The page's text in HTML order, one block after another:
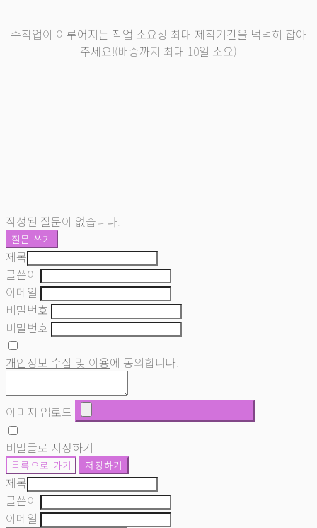
수작업이 이루어지는 작업 소요상 최대 제작기간을 넉넉히 잡아
주세요!(배송까지 최대 10일 소요)
작성된 질문이 없습니다.
질문 쓰기
제목
글쓴이
이메일
비밀번호
비밀번호
개인정보 수집 및 이용에 동의합니다.
이미지 업로드
비밀글로 지정하기
목록으로 가기 저장하기
제목
글쓴이
이메일